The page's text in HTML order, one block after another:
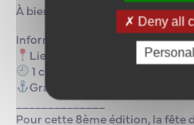
À bientôt !
Informations pratiques :
Lieu : 10 Quai Frissard, le
1 créneau d’environ 1h de
Gratuit
______________
Pour cette 8ème édition, la fête
Deny all